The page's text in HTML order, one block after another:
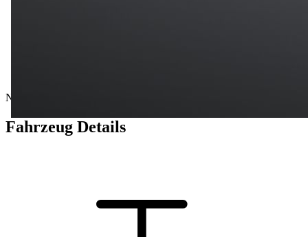
Neuwagen
Fahrzeug Details